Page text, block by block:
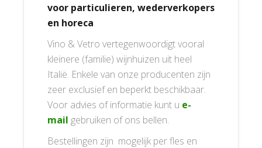
voor particulieren, wederverkopers
en horeca
Vino & Vetro vertegenwoordigt vooral
kleinere (familie) wijnhuizen uit heel
Italië. Enkele van onze producenten zijn
zeer exclusief en beperkt beschikbaar.
Voor advies of informatie kunt u e-
mail gebruiken of ons bellen.
Bestellingen zijn mogelijk per fles en